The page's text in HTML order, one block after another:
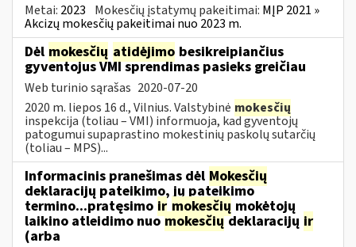
Metai: 2023 Mokesčių įstatymų pakeitimai: MĮP 2021 »
Akcizų mokesčių pakeitimai nuo 2023 m.
Dėl mokesčių atidėjimo besikreipiančius
gyventojus VMI sprendimas pasieks greičiau
Web turinio sąrašas 2020-07-20
2020 m. liepos 16 d., Vilnius. Valstybinė mokesčių
inspekcija (toliau – VMI) informuoja, kad gyventojų
patogumui supaprastino mokestinių paskolų sutarčių
(toliau – MPS)...
Informacinis pranešimas dėl Mokesčių
deklaracijų pateikimo, jų pateikimo
termino...pratęsimo ir mokesčių mokėtojų
laikino atleidimo nuomokesčiųdeklaracijų ir
(arba